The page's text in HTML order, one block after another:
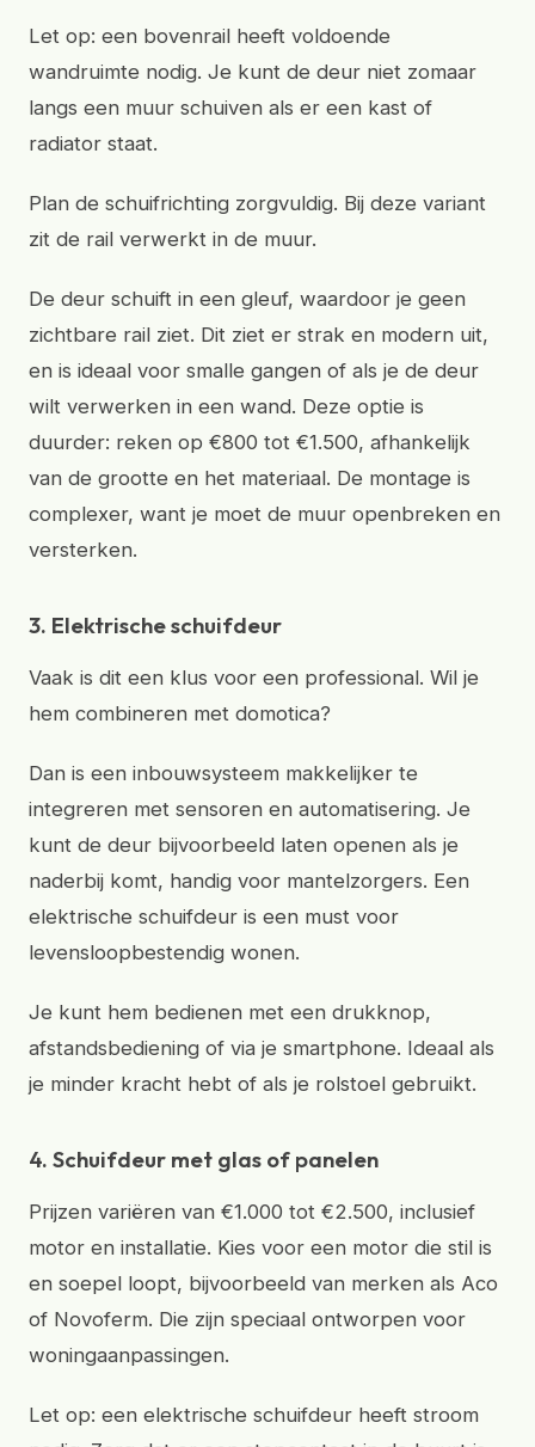
Let op: een bovenrail heeft voldoende
wandruimte nodig. Je kunt de deur niet zomaar
langs een muur schuiven als er een kast of
radiator staat.
Plan de schuifrichting zorgvuldig. Bij deze variant
zit de rail verwerkt in de muur.
De deur schuift in een gleuf, waardoor je geen
zichtbare rail ziet. Dit ziet er strak en modern uit,
en is ideaal voor smalle gangen of als je de deur
wilt verwerken in een wand. Deze optie is
duurder: reken op €800 tot €1.500, afhankelijk
van de grootte en het materiaal. De montage is
complexer, want je moet de muur openbreken en
versterken.
3. Elektrische schuifdeur
Vaak is dit een klus voor een professional. Wil je
hem combineren met domotica?
Dan is een inbouwsysteem makkelijker te
integreren met sensoren en automatisering. Je
kunt de deur bijvoorbeeld laten openen als je
naderbij komt, handig voor mantelzorgers. Een
elektrische schuifdeur is een must voor
levensloopbestendig wonen.
Je kunt hem bedienen met een drukknop,
afstandsbediening of via je smartphone. Ideaal als
je minder kracht hebt of als je rolstoel gebruikt.
4. Schuifdeur met glas of panelen
Prijzen variëren van €1.000 tot €2.500, inclusief
motor en installatie. Kies voor een motor die stil is
en soepel loopt, bijvoorbeeld van merken als Aco
of Novoferm. Die zijn speciaal ontworpen voor
woningaanpassingen.
Let op: een elektrische schuifdeur heeft stroom